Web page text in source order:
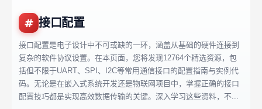
接口配置
接口配置是电子设计中不可或缺的一环，涵盖从基础的硬件连接到
复杂的软件协议设置。在本页面，您将发现12764个精选资源，包
括但不限于UART、SPI、I2C等常用通信接口的配置指南与实例代
码。无论是在嵌入式系统开发还是物联网项目中，掌握正确的接口
配置技巧都是实现高效数据传输的关键。深入学习这些资料，不...